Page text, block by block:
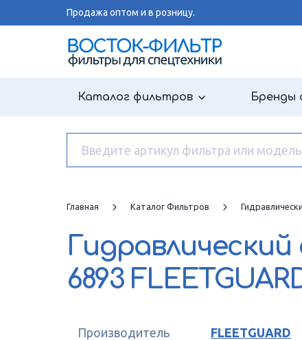
Продажа оптом и в розницу.
Каталог фильтров Бренды
Главная Каталог Фильтров
6893
Производитель FLEETGUARD